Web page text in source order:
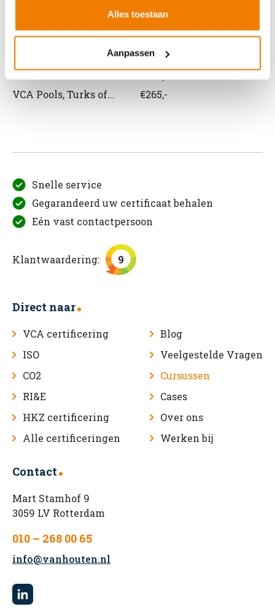
Alles toestaan
Aanpassen
VCA andere taal
Prijs
VCA Pools, Turks of...
€265,-
Snelle service
Gegarandeerd uw certificaat behalen
Eén vast contactpersoon
Klantwaardering: 9
Direct naar
VCA certificering
ISO
CO2
RI&E
HKZ certificering
Alle certificeringen
Blog
Veelgestelde Vragen
Cursussen
Cases
Over ons
Werken bij
Contact
Mart Stamhof 9
3059 LV Rotterdam
010 – 268 00 65
info@vanhouten.nl